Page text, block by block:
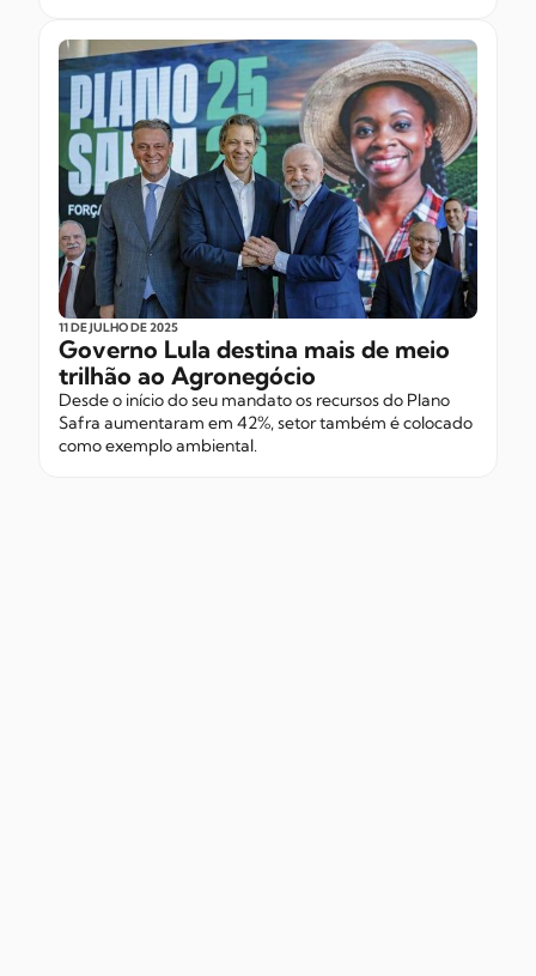
11 DE JULHODE 2025
Governo Lula destina mais de meio
trilhão ao Agronegócio
Desde o início do seu mandato os recursos do Plano
Safra aumentaram em 42%, setor também é colocado
como exemplo ambiental.